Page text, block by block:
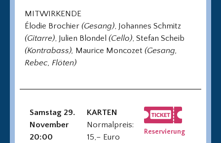
MITWIRKENDE
Élodie Brochier (Gesang), Johannes Schmitz
(Gitarre), Julien Blondel (Cello), Stefan Scheib
(Kontrabass), Maurice Moncozet (Gesang,
Rebec, Flöten)
Samstag 29.
November
20:00
KARTEN
Normalpreis:
15,– Euro
Reservierung